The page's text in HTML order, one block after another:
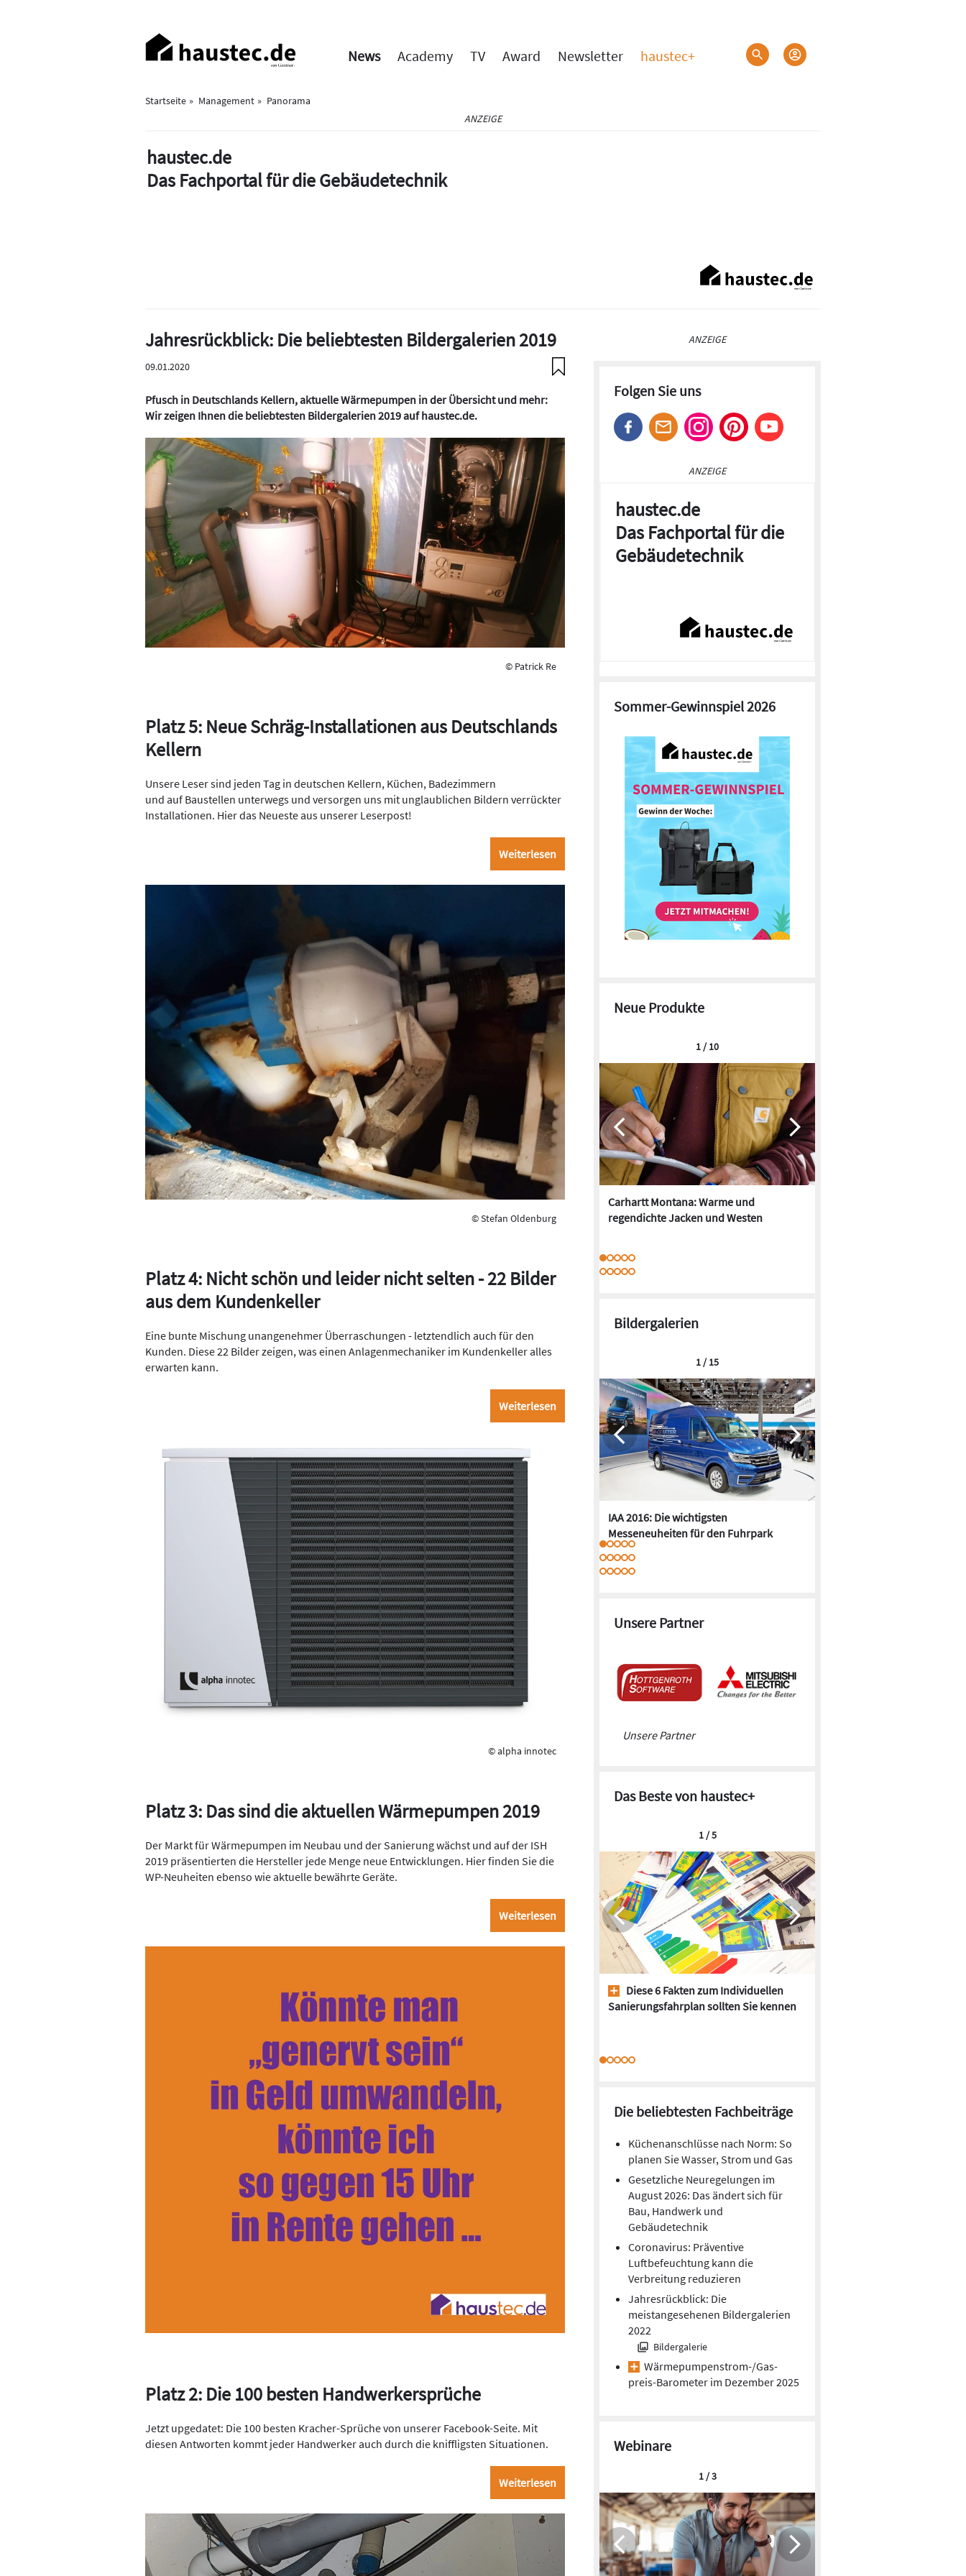
Haupt-
Navigation
News Academy TV Award Newsletter haustec+
Startseite Management
Panorama
ANZEIGE
haustec.de
Das Fachportal für die Gebäudetechnik
Jahresrückblick: Die beliebtesten Bildergalerien 2019
09.01.2020
Pfusch in Deutschlands Kellern, aktuelle Wärmepumpen in der Übersicht und mehr:
Wir zeigen Ihnen die beliebtesten Bildergalerien 2019 auf haustec.de.
© Patrick Re
Platz 5: Neue Schräg-Installationen aus Deutschlands
Kellern
Unsere Leser sind jeden Tag in deutschen Kellern, Küchen, Badezimmern
und auf Baustellen unterwegs und versorgen uns mit unglaublichen Bildern verrückter
Installationen. Hier das Neueste aus unserer Leserpost!
Weiterlesen
© Stefan Oldenburg
Platz 4: Nicht schön und leider nicht selten - 22 Bilder
aus dem Kundenkeller
Eine bunte Mischung unangenehmer Überraschungen - letztendlich auch für den
Kunden. Diese 22 Bilder zeigen, was einen Anlagenmechaniker im Kundenkeller alles
erwarten kann.
Weiterlesen
© alpha innotec
Platz 3: Das sind die aktuellen Wärmepumpen 2019
Der Markt für Wärmepumpen im Neubau und der Sanierung wächst und auf der ISH
2019 präsentierten die Hersteller jede Menge neue Entwicklungen. Hier finden Sie die
WP-Neuheiten ebenso wie aktuelle bewährte Geräte.
Weiterlesen
Platz 2: Die 100 besten Handwerkersprüche
Jetzt upgedatet: Die 100 besten Kracher-Sprüche von unserer Facebook-Seite. Mit
diesen Antworten kommt jeder Handwerker auch durch die kniffligsten Situationen.
Weiterlesen
ANZEIGE
Folgen Sie uns
ANZEIGE
haustec.de
Das Fachportal für die
Gebäudetechnik
Sommer-Gewinnspiel 2026
Neue Produkte
Carhartt Montana: Warme und
regendichte Jacken und Westen
1 / 10
Bildergalerien
IAA 2016: Die wichtigsten
Messeneuheiten für den Fuhrpark
1 / 15
Unsere Partner
Unsere Partner
Das Beste von haustec+
Diese 6 Fakten zum Individuellen
Sanierungsfahrplan sollten Sie kennen
1 / 5
Die beliebtesten Fachbeiträge
Küchenanschlüsse nach Norm: So
planen Sie Wasser, Strom und Gas
Gesetzliche Neuregelungen im
August 2026: Das ändert sich für
Bau, Handwerk und
Gebäudetechnik
Coronavirus: Präventive
Luftbefeuchtung kann die
Verbreitung reduzieren
Jahresrückblick: Die
meistangesehenen Bildergalerien
2022
Bildergalerie
Wärmepumpen­strom-/Gas­
preis­-Baro­meter im Dezember 2025
Webinare
1 / 3